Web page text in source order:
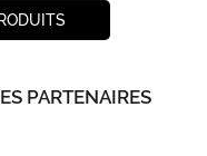
PARTENAIRES